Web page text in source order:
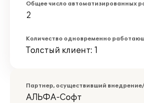
Общее число автоматизированных
2
Количество одновременно
Толстый клиент: 1
Партнер, осуществивший
АЛЬФА-Софт